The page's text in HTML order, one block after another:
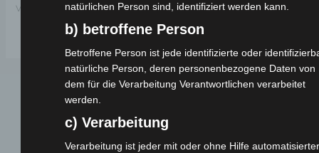
VSX
natürlichen Person sind, identifiziert werden kann.
b) betroffene Person
Betroffene Person ist jede identifizierte oder
natürliche Person, deren personenbezogene Daten von
dem für die Verarbeitung Verantwortlichen verarbeitet
werden.
c) Verarbeitung
Verarbeitung ist jeder mit oder ohne Hilfe automatisierter